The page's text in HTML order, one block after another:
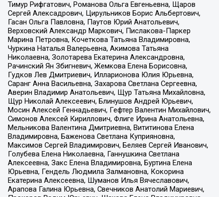
Тимур Рифгатович, Романова Ольга Евгеньевна, Щаров
Сергей Алексадрович, Цирульников Борис Альбертович,
Гасан Ольга Павловна, Паутов Юрий Анатольевич,
Верховский Александр Маркович, Пислакова-Паркер
Марина Петровна, Кочеткова Татьяна Владимировна,
Чуркина Наталья Валерьевна, Акимова Татьяна
Николаевна, Золотарева Екатерина Александровна,
Рачинский Ян Збигневич, Жемкова Елена Борисовна,
Гудков Лев Дмитриевич, Илларионова Юлия Юрьевна,
Саранг Анна Васильевна, Захарова Светлана Сергеевна,
Аверин Владимир Анатольевич, Щур Татьяна Михайловна,
Щур Николай Алексеевич, Блинушов Андрей Юрьевич,
Мосин Алексей Геннадьевич, Гефтер Валентин Михайлович,
Симонов Алексей Кириллович, Флиге Ирина Анатольевна,
Мельникова Валентина Дмитриевна, Вититинова Елена
Владимировна, Баженова Светлана Куприяновна,
Максимов Сергей Владимирович, Беляев Сергей Иванович,
Голубева Елена Николаевна, Ганнушкина Светлана
Алексеевна, Закс Елена Владимировна, Буртина Елена
Юрьевна, Гендель Людмила Залмановна, Кокорина
Екатерина Алексеевна, Шуманов Илья Вячеславович,
Арапова Галина Юрьевна, Свечников Анатолий Мариевич,